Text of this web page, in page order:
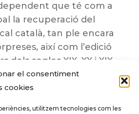
el consentiment
cookies
utilitzem tecnologies com les
que té com a
la recuperació del
català, tan ple encara
així com l’edició
dels segles XIX, XX i XIX
coneguts.